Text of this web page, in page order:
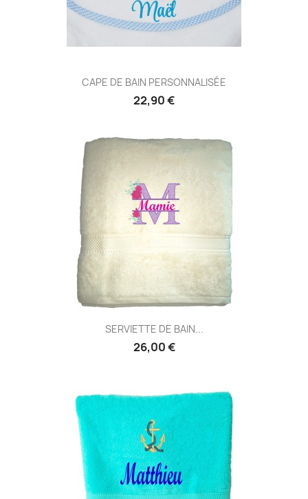
CAPE DE BAIN PERSONNALISÉE
22,90 €
SERVIETTE DE BAIN...
26,00 €